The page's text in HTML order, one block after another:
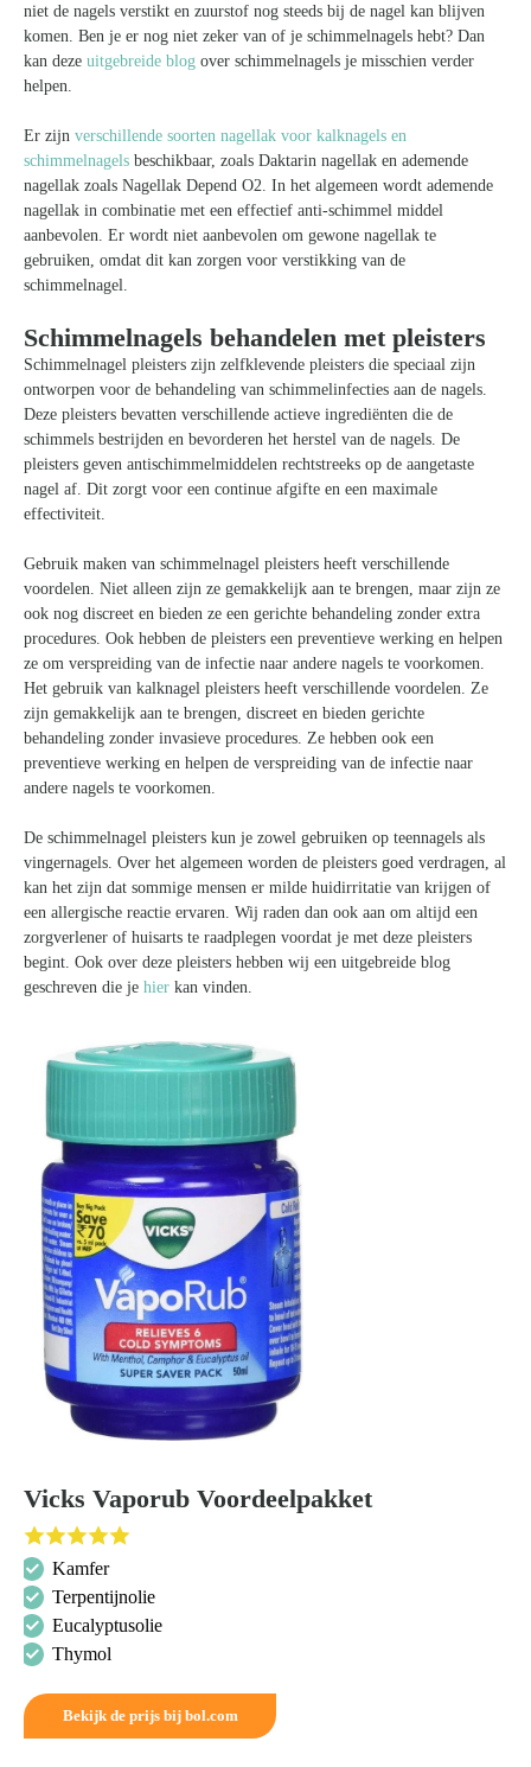
niet de nagels verstikt en zuurstof nog steeds bij de nagel kan blijven
komen. Ben je er nog niet zeker van of je schimmelnagels hebt? Dan
kan deze uitgebreide blog over schimmelnagels je misschien verder
helpen.
Er zijn verschillende soorten nagellak voor kalknagels en
schimmelnagels beschikbaar, zoals Daktarin nagellak en ademende
nagellak zoals Nagellak Depend O2. In het algemeen wordt ademende
nagellak in combinatie met een effectief anti-schimmel middel
aanbevolen. Er wordt niet aanbevolen om gewone nagellak te
gebruiken, omdat dit kan zorgen voor verstikking van de
schimmelnagel.
Schimmelnagels behandelen met pleisters
Schimmelnagel pleisters zijn zelfklevende pleisters die speciaal zijn
ontworpen voor de behandeling van schimmelinfecties aan de nagels.
Deze pleisters bevatten verschillende actieve ingrediënten die de
schimmels bestrijden en bevorderen het herstel van de nagels. De
pleisters geven antischimmelmiddelen rechtstreeks op de aangetaste
nagel af. Dit zorgt voor een continue afgifte en een maximale
effectiviteit.
Gebruik maken van schimmelnagel pleisters heeft verschillende
voordelen. Niet alleen zijn ze gemakkelijk aan te brengen, maar zijn ze
ook nog discreet en bieden ze een gerichte behandeling zonder extra
procedures. Ook hebben de pleisters een preventieve werking en helpen
ze om verspreiding van de infectie naar andere nagels te voorkomen.
Het gebruik van kalknagel pleisters heeft verschillende voordelen. Ze
zijn gemakkelijk aan te brengen, discreet en bieden gerichte
behandeling zonder invasieve procedures. Ze hebben ook een
preventieve werking en helpen de verspreiding van de infectie naar
andere nagels te voorkomen.
De schimmelnagel pleisters kun je zowel gebruiken op teennagels als
vingernagels. Over het algemeen worden de pleisters goed verdragen, al
kan het zijn dat sommige mensen er milde huidirritatie van krijgen of
een allergische reactie ervaren. Wij raden dan ook aan om altijd een
zorgverlener of huisarts te raadplegen voordat je met deze pleisters
begint. Ook over deze pleisters hebben wij een uitgebreide blog
geschreven die je hier kan vinden.
Vicks Vaporub Voordeelpakket
Kamfer
Terpentijnolie
Eucalyptusolie
Thymol
Bekijk de prijs bij bol.com